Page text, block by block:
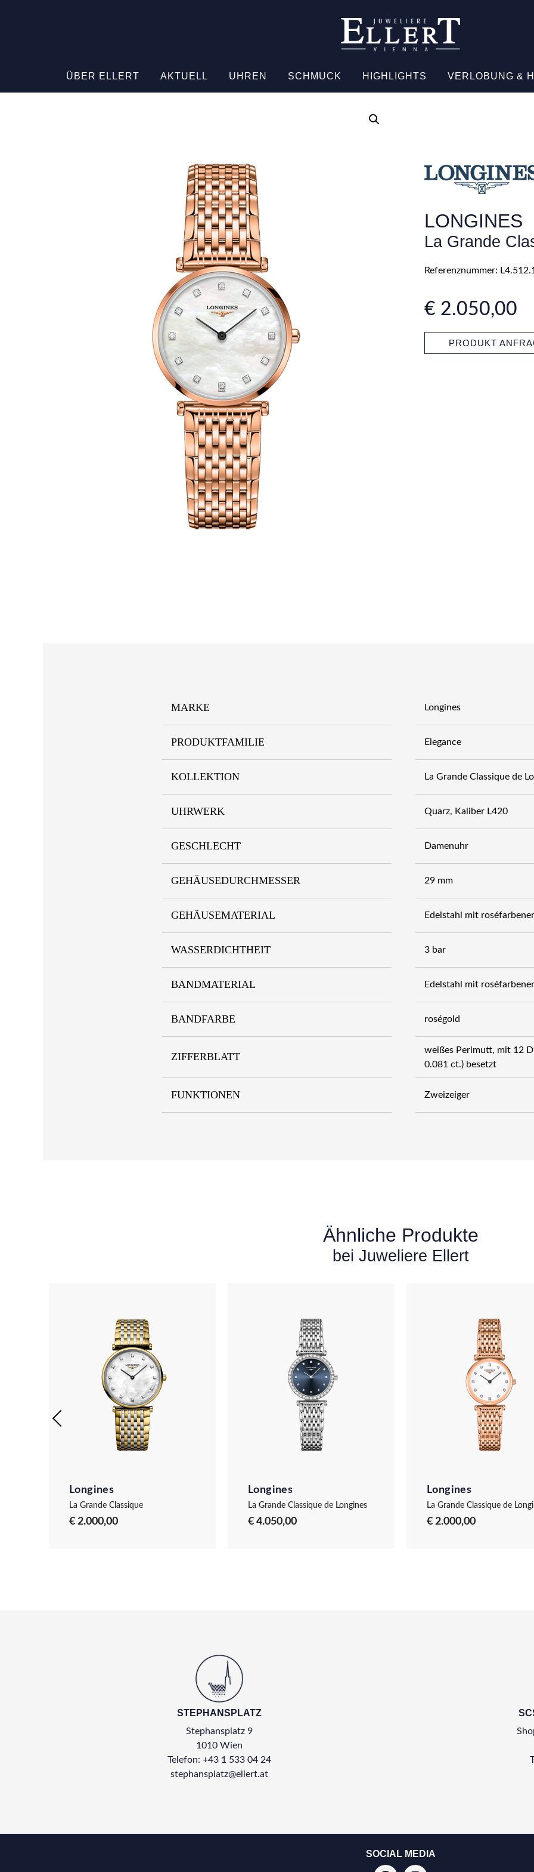
ÜBER ELLERT AKTUELL UHREN SCHMUCK HIGHLIGHTS VERLOBUNG &
LONGINES
La Grande
Referenznummer:
€ 2.050,00
PRODUKT
MARKE Longines
PRODUKTFAMILIE Elegance
KOLLEKTION La Grande Classique de
UHRWERK Quarz, Kaliber L420
GESCHLECHT Damenuhr
GEHÄUSEDURCHMESSER 29 mm
GEHÄUSEMATERIAL Edelstahl mit
WASSERDICHTHEIT 3 bar
BANDMATERIAL Edelstahl mit
BANDFARBE roségold
ZIFFERBLATT
weißes Perlmutt, mit 12
0.081 ct.) besetzt
FUNKTIONEN Zweizeiger
Ähnliche Produkte
bei Juweliere Ellert
Longines
La Grande Classique
€ 2.000,00
Longines
La Grande Classique de Longines
€ 4.050,00
Longines
La Grande Classique de
€ 2.000,00
STEPHANSPLATZ
Stephansplatz 9
1010 Wien
Telefon: +43 1 533 04 24
stephansplatz@ellert.at
SOCIAL MEDIA